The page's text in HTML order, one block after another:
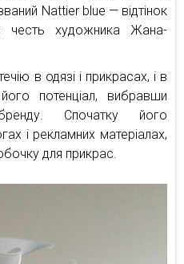
Nattier blue — відтінок
честь художника Жана-
в одязі і прикрасах, і в
потенціал, вибравши
Спочатку його
і рекламних матеріалах,
для прикрас.